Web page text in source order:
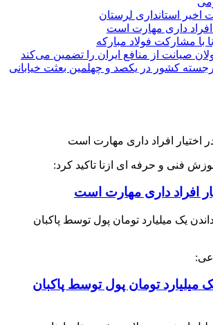
اخیر استانداری لرستان
افراد داری مهارت است
با مشارکت فولاد مبارکه
صیانت از منافع ایران را تضمین می‌کند
کشور در یکصد و چهلمین بعثت خیابانی
فنی و حرفه ای ازنا تاکید کرد:
افراد داری مهارت است
میلیارد تومان پول توسط پاکبان